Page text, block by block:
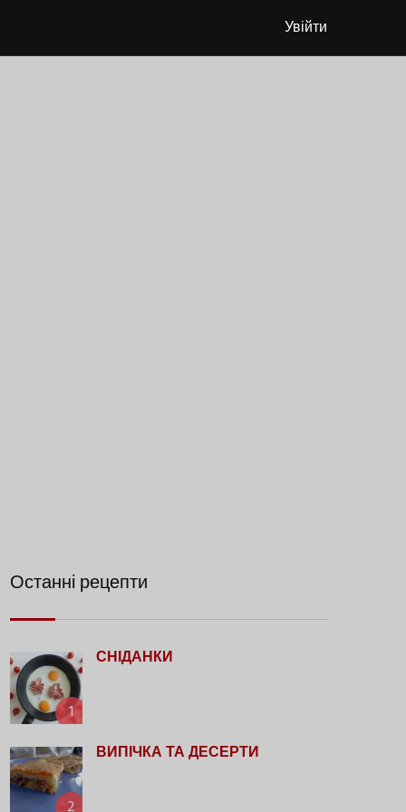
Увійти
Останні рецепти
1
СНІДАНКИ
ВИПІЧКА ТА ДЕСЕРТИ